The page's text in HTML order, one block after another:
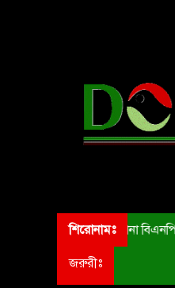
শিরোনামঃ
ডেমরা থানা
জরুরীঃ